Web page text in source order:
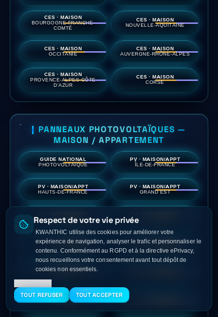
Respect de votre vie privée
KWANTHIC utilise des cookies pour améliorer votre
expérience de navigation, analyser le trafic et personnaliser le
contenu. Conformément au RGPD et à la directive ePrivacy,
nous recueillons votre consentement avant tout dépôt de
cookies non essentiels.
TOUT REFUSER TOUT ACCEPTER
CES · MAISON
BOURGOGNE-FRANCHE-
COMTÉ
CES · MAISON
NOUVELLE-AQUITAINE
CES · MAISON
OCCITANIE
CES · MAISON
AUVERGNE-RHÔNE-ALPES
CES · MAISON
PROVENCE-ALPES-CÔTE
D'AZUR
CES · MAISON
CORSE
PANNEAUX PHOTOVOLTAÏQUES —
MAISON / APPARTEMENT
GUIDE NATIONAL
PHOTOVOLTAÏQUE
PV · MAISON/APPT
ÎLE-DE-FRANCE
PV · MAISON/APPT
HAUTS-DE-FRANCE
PV · MAISON/APPT
GRAND EST
NORMANDIE
PV · MAISON/APPT
PAYS DE LA LOIRE
PV · MAISON/APPT
CENTRE-VAL DE LOIRE
PV · MAISON/APPT
BOURGOGNE-FRANCHE-
PV · MAISON/APPT
OCCITANIE
AUVERGNE-RHÔNE-ALPES